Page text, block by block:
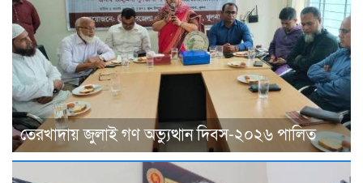
তেরখাদায় জুলাই গণ অভ্যুত্থান দিবস-২০২৬ পালিত